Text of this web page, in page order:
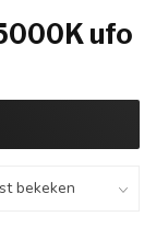
ufo